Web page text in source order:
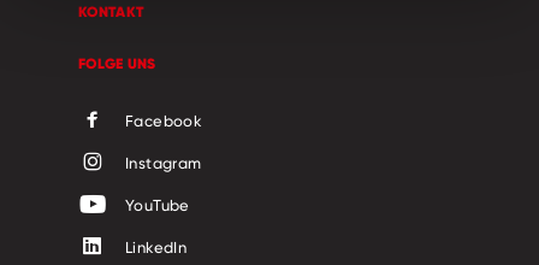
KONTAKT
FOLGE UNS
Facebook
Instagram
YouTube
LinkedIn